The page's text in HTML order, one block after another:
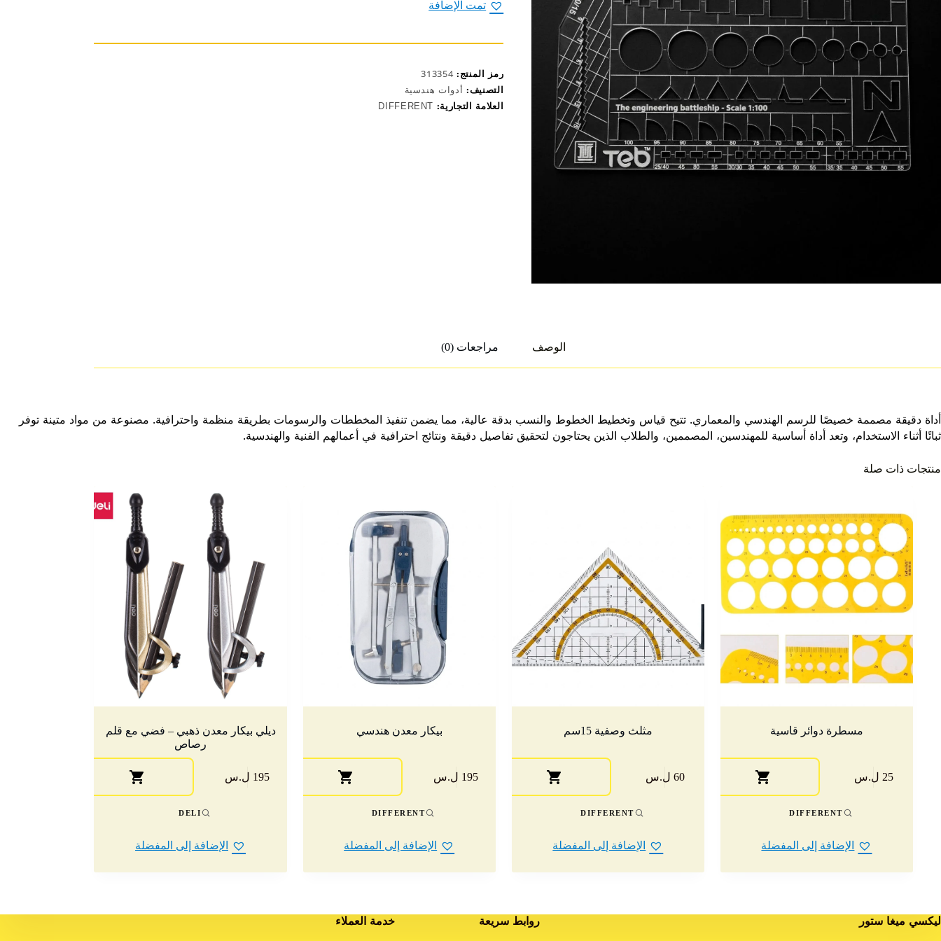
تمت الإضافة
رمز المنتج:313354
التصنيف: أدوات هندسية
العلامة التجارية: DIFFERENT
الوصف مراجعات (0)
أداة دقيقة مصممة خصيصًا للرسم الهندسي والمعماري. تتيح قياس وتخطيط الخطوط والنسب بدقة عالية، مما يضمن تنفيذ المخططات والرسومات بطريقة منظمة واحترافية. مصنوعة من مواد متينة توفر
ثباتًا أثناء الاستخدام، وتعد أداة أساسية للمهندسين، المصممين، والطلاب الذين يحتاجون لتحقيق تفاصيل دقيقة ونتائج احترافية في أعمالهم الفنية والهندسية.
منتجات ذات صلة
مسطرة دوائر قاسية
25 ل.س
DIFFERENT
الإضافة إلى المفضلة
مثلث وصفية 15سم
60 ل.س
DIFFERENT
الإضافة إلى المفضلة
بيكار معدن هندسي
195 ل.س
DIFFERENT
الإضافة إلى المفضلة
ديلي بيكار معدن ذهبي – فضي مع قلم
رصاص
195 ل.س
DELI
الإضافة إلى المفضلة
ليكسي ميغا ستور روابط سريعة خدمة العملاء